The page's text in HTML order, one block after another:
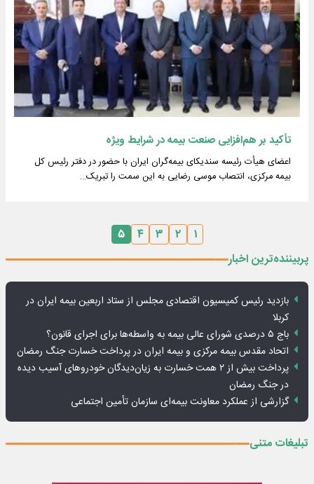
تأکید بر هم‌افزایی صنعت بیمه در شرایط ویژه
اعضای هیأت رئیسه سندیکای بیمه‌گران ایران با حضور در دفتر رئیس کل
بیمه مرکزی، انتصاب موسی رضایی به این سمت را تبریک…
۱ ۲ ۳ ۴
۵
پربیننده‌ترین اخبار
بازدید رئیس کمیسیون اقتصادی مجلس از ستاد اربعین بیمه ایران در
کربلا
باج ۵ درصدی شورای عالی بیمه به واسطه‌ها برای اجرای قانون؟
اتحاد مقدس بیمه مرکزی و بیمه ایران در پرداخت خسارت جنگ رمضان
پرداخت بیش از ۲ همت خسارت به زیان‌دیدگان خودروهای آسیب دیده
در جنگ رمضان
گزارشی از عملکرد معاونت بیمه‌ای سازمان تأمین اجتماعی
تبلیغات متنی